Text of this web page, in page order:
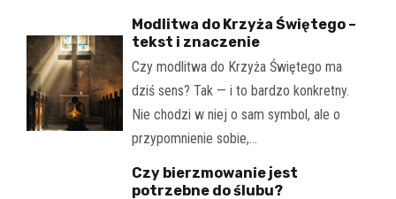
Modlitwa do Krzyża Świętego –
tekst i znaczenie
Czy modlitwa do Krzyża Świętego ma
dziś sens? Tak — i to bardzo konkretny.
Nie chodzi w niej o sam symbol, ale o
przypomnienie sobie,…
Czy bierzmowanie jest
potrzebne do ślubu?